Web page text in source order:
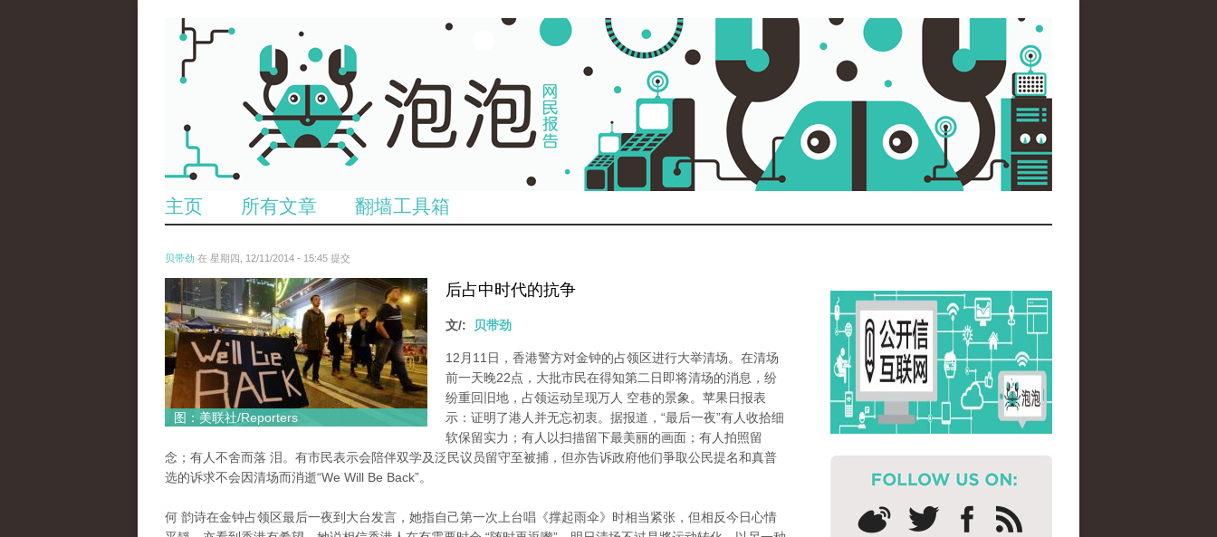
主页 所有文章 翻墙工具箱
贝带劲 在 星期四, 12/11/2014 - 15:45 提交
reporters_18475535.jpg
图：美联社/Reporters
后占中时代的抗争
文/: 贝带劲
12月11日，香港警方对金钟的占领区进行大举清场。在清场
前一天晚22点，大批市民在得知第二日即将清场的消息，纷
纷重回旧地，占领运动呈现万人 空巷的景象。苹果日报表
示：证明了港人并无忘初衷。据报道，“最后一夜”有人收拾细
软保留实力；有人以扫描留下最美丽的画面；有人拍照留
念；有人不舍而落 泪。有市民表示会陪伴双学及泛民议员留守至被捕，但亦告诉政府他们爭取公民提名和真普
选的诉求不会因清场而消逝“We Will Be Back”。
何 韵诗在金钟占领区最后一夜到大台发言，她指自己第一次上台唱《撑起雨伞》时相当紧张，但相反今日心情